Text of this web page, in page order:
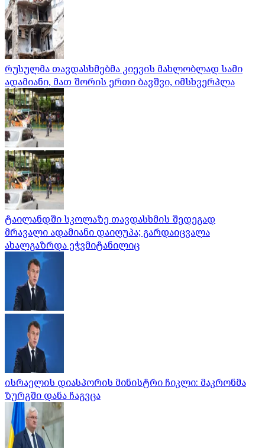
რუსულმა თავდასხმებმა კიევის მახლობლად სამი
ადამიანი, მათ შორის ერთი ბავშვი, იმსხვერპლა
ტაილანდში სკოლაზე თავდასხმის შედეგად
მრავალი ადამიანი დაიღუპა; გარდაიცვალა
ახალგაზრდა ეჭვმიტანილიც
ისრაელის დიასპორის მინისტრი ჩიკლი: მაკრონმა
ზურგში დანა ჩაგვცა